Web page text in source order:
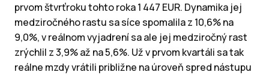
prvom štvrťroku tohto roka 1 447 EUR. Dynamika jej
medziročného rastu sa síce spomalila z 10,6% na
9,0%, v reálnom vyjadrení sa ale jej medziročný rast
zrýchlil z 3,9% až na 5,6%. Už v prvom kvartáli sa tak
reálne mzdy vrátili približne na úroveň spred nástupu